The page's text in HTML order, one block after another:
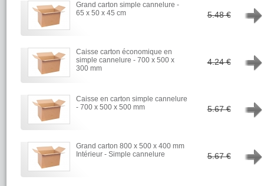
Grand carton simple cannelure -
65 x 50 x 45 cm
5.48 €
Caisse carton économique en
simple cannelure - 700 x 500 x
300 mm
4.24 €
Caisse en carton simple cannelure
- 700 x 500 x 500 mm
5.67 €
Grand carton 800 x 500 x 400 mm
Intérieur - Simple cannelure
5.67 €